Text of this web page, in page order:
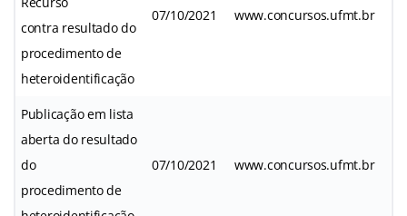
contra resultado do
procedimento de
heteroidentificação
07/10/2021 www.concursos.ufmt.br
Publicação em lista
aberta do resultado
do
procedimento de
07/10/2021 www.concursos.ufmt.br